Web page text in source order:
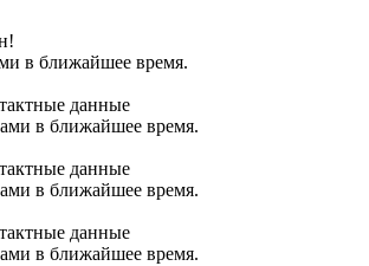
в ближайшее время.
данные
в ближайшее время.
данные
в ближайшее время.
данные
в ближайшее время.